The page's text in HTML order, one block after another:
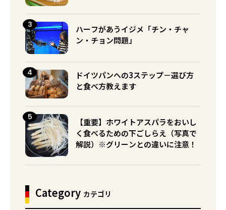
ハーフがあうイジメ「チン・チャ
ン・チョン問題」
ドイツパンへの3ステップ－選び方
と食べ方教えます
【重要】ホワイトアスパラをおいし
く食べるための下ごしらえ（写真で
解説）※グリーンとの違いに注意！
Category カテゴリ